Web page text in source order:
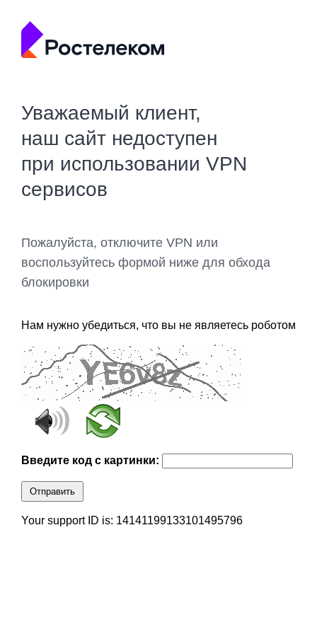
Уважаемый клиент,
наш сайт недоступен
при использовании VPN
сервисов
Пожалуйста, отключите VPN или
воспользуйтесь формой ниже для обхода
блокировки
Нам нужно убедиться, что вы не являетесь роботом
Введите код с картинки:
Отправить
Your support ID is: 14141199133101495796